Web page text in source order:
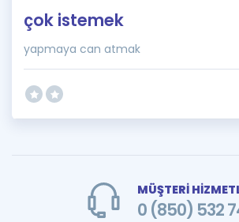
çok istemek
yapmaya can atmak
MÜŞTERİ
0 (850) 532